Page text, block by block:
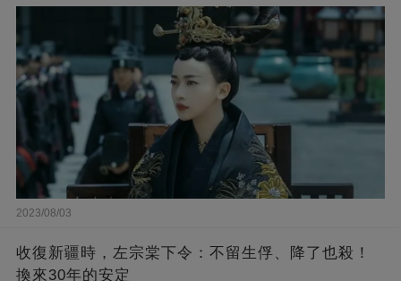
2023/08/03
收復新疆時，左宗棠下令：不留生俘、降了也殺！
換來30年的安定